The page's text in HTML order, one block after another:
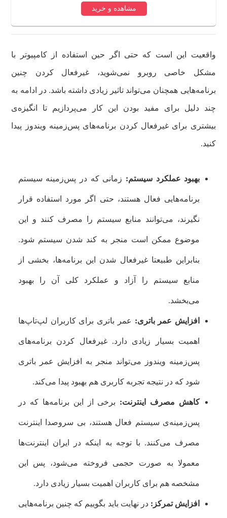
مشاهده و خرید
واقعیت این است که حتی اگر حین استفاده از کامپیوتر با
مشکل خاصی روبرو نمی‌شوید، غیرفعال کردن چنین
برنامه‌هایی همچنان می‌تواند تاثیر زیادی داشته باشد. در ادامه به
چند دلیل برای مفید بودن این کار می‌پردازیم تا انگیزه‌ی
بیشتری برای غیرفعال کردن برنامه‌های پس‌زمینه ویندوز پیدا
کنید.
بهبود عملکرد سیستم: زمانی که در پس‌زمینه سیستم
برنامه‌هایی فعال هستند، حتی اگر مورد استفاده قرار
نگیرند، می‌توانند منابع سیستم را مصرف کنند و این
موضوع ممکن است منجر به کند شدن سیستم شود.
بنابراین طبیعتا غیرفعال شدن این برنامه‌ها، بخشی از
منابع سیستم را آزاد و عملکرد کلی آن را بهبود
می‌بخشد.
افزایش عمر باتری: عمر باتری برای کاربران لپ‌تاپ‌ها
اهمیت بسیار زیادی دارد. غیرفعال کردن برنامه‌های
پس‌زمینه ویندوز می‌تواند منجر به افزایش عمر باتری
شود که در نتیجه تجربه کاربری هم بهبود پیدا می‌کند.
کاهش مصرف اینترنت: برخی از این برنامه‌ها که در
پس‌زمینه‌ی سیستم فعال هستند، بی سروصدا اینترنت
مصرف می‌کنند. با توجه به اینکه در ایران اینترنت‌ها
معمولا به صورت حجمی فروخته می‌شود، پس این
مشخصه هم برای کاربران اهمیت بسیار زیادی دارد.
افزایش تمرکز: در نهایت باید بگوییم که چنین برنامه‌هایی